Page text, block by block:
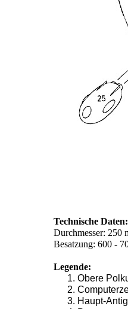
Technische Daten:
Durchmesser: 250
Besatzung: 600 -
Legende:
Obere
Haupt-